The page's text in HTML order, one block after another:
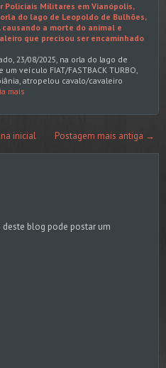
Policiais Militares em Vianópolis,
do lago de Leopoldo de Bulhões,
a morte do animal e
que precisou ser encaminhado
23/08/2025, na orla do lago de
veículo FIAT/FASTBACK TURBO,
atropelou cavalo/cavaleiro
mais
Postagem mais antiga →
inicial
blog pode postar um